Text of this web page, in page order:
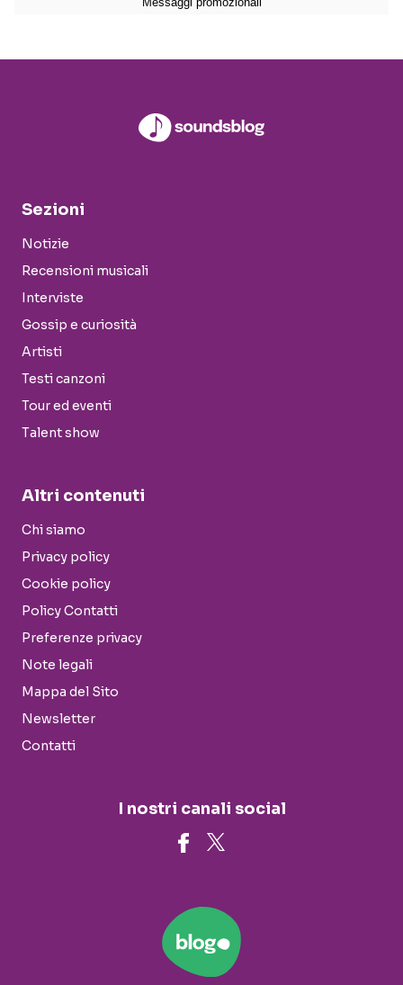
Sezioni
Notizie
Recensioni musicali
Interviste
Gossip e curiosità
Artisti
Testi canzoni
Tour ed eventi
Talent show
Altri contenuti
Chi siamo
Privacy policy
Cookie policy
Policy Contatti
Preferenze privacy
Note legali
Mappa del Sito
Newsletter
Contatti
I nostri canali social